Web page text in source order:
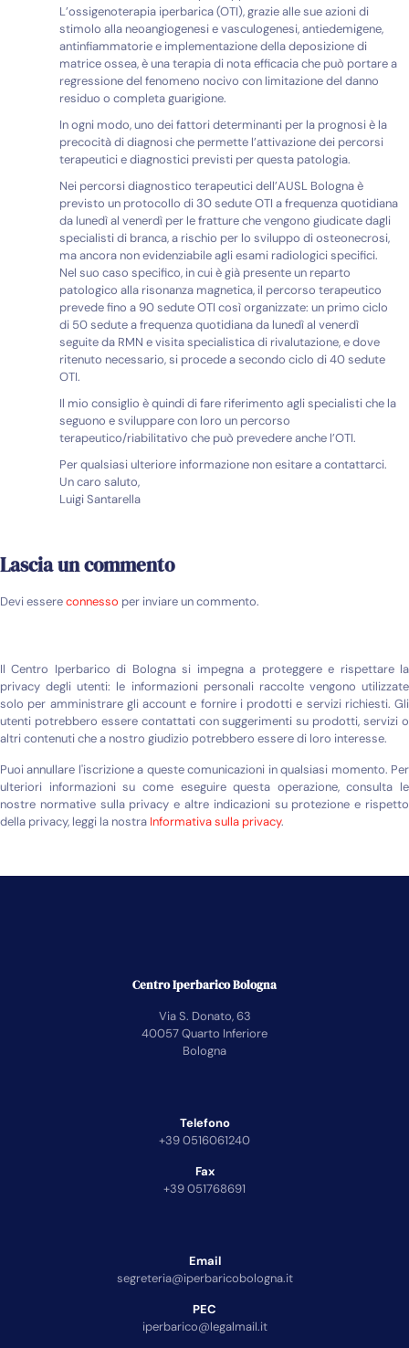
L’ossigenoterapia iperbarica (OTI), grazie alle sue azioni di
stimolo alla neoangiogenesi e vasculogenesi, antiedemigene,
antinfiammatorie e implementazione della deposizione di
matrice ossea, è una terapia di nota efficacia che può portare a
regressione del fenomeno nocivo con limitazione del danno
residuo o completa guarigione.
In ogni modo, uno dei fattori determinanti per la prognosi è la
precocità di diagnosi che permette l’attivazione dei percorsi
terapeutici e diagnostici previsti per questa patologia.
Nei percorsi diagnostico terapeutici dell’AUSL Bologna è
previsto un protocollo di 30 sedute OTI a frequenza quotidiana
da lunedì al venerdì per le fratture che vengono giudicate dagli
specialisti di branca, a rischio per lo sviluppo di osteonecrosi,
ma ancora non evidenziabile agli esami radiologici specifici.
Nel suo caso specifico, in cui è già presente un reparto
patologico alla risonanza magnetica, il percorso terapeutico
prevede fino a 90 sedute OTI così organizzate: un primo ciclo
di 50 sedute a frequenza quotidiana da lunedì al venerdì
seguite da RMN e visita specialistica di rivalutazione, e dove
ritenuto necessario, si procede a secondo ciclo di 40 sedute
OTI.
Il mio consiglio è quindi di fare riferimento agli specialisti che la
seguono e sviluppare con loro un percorso
terapeutico/riabilitativo che può prevedere anche l’OTI.
Per qualsiasi ulteriore informazione non esitare a contattarci.
Un caro saluto,
Luigi Santarella
Lascia un commento
Devi essereconnesso per inviare un commento.
Il Centro Iperbarico di Bologna si impegna a proteggere e rispettare la
privacy degli utenti: le informazioni personali raccolte vengono utilizzate
solo per amministrare gli account e fornire i prodotti e servizi richiesti. Gli
utenti potrebbero essere contattati con suggerimenti su prodotti, servizi o
altri contenuti che a nostro giudizio potrebbero essere di loro interesse.
Puoi annullare l'iscrizione a queste comunicazioni in qualsiasi momento. Per
ulteriori informazioni su come eseguire questa operazione, consulta le
nostre normative sulla privacy e altre indicazioni su protezione e rispetto
della privacy, leggi la nostra Informativa sulla privacy.
Centro Iperbarico Bologna
Via S. Donato, 63
40057 Quarto Inferiore
Bologna
Telefono
+39 0516061240
Fax
+39 051768691
Email
segreteria@iperbaricobologna.it
PEC
iperbarico@legalmail.it